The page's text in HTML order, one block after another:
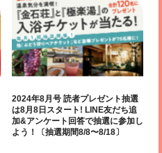
2024年8月号 読者プレゼント抽選
は8月8日スタート! LINE友だち追
加&アンケート回答で抽選に参加し
よう！〔抽選期間8/8〜8/18〕